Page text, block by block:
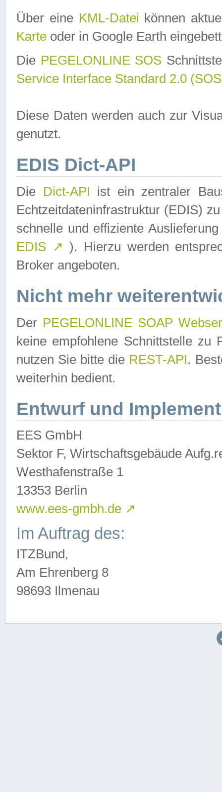
Über eine KML-Datei können
Karte oder in Google Earth
Die PEGELONLINE SOS
Service Interface Standard 2.0
Diese Daten werden auch zur
genutzt.
EDIS Dict-API
Die Dict-API ist ein zentraler
Echtzeitdateninfrastruktur (EDIS)
schnelle und effiziente
EDIS ↗ ). Hierzu werden
Broker angeboten.
Nicht mehr
Der PEGELONLINE SOAP
keine empfohlene Schnittstelle zu
nutzen Sie bitte die REST-API.
weiterhin bedient.
Entwurf und
EES GmbH
Sektor F, Wirtschaftsgebäude
Westhafenstraße 1
13353 Berlin
www.ees-gmbh.de ↗
Im Auftrag des:
ITZBund,
Am Ehrenberg 8
98693 Ilmenau